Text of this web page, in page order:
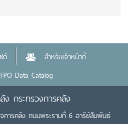
ต์
สำหรับเจ้าหน้าที่
FPO Data Catalog
ง กระทรวงการคลัง
การคลัง ถนนพระรามที่ 6 อารีย์สัมพันธ์